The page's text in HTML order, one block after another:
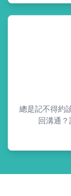
總是記不得約
回溝通？